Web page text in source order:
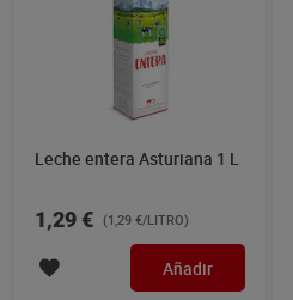
Leche entera Asturiana 1 L
1,29 € (1,29 €/LITRO)
Añadir